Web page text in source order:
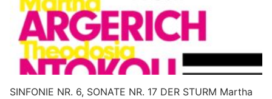
SINFONIE NR. 6, SONATE NR. 17 DER STURM Martha